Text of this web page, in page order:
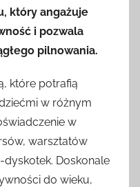
który angażuje
i pozwala
pilnowania.
które potrafią
w różnym
w
warsztatów
Doskonale
do wieku,